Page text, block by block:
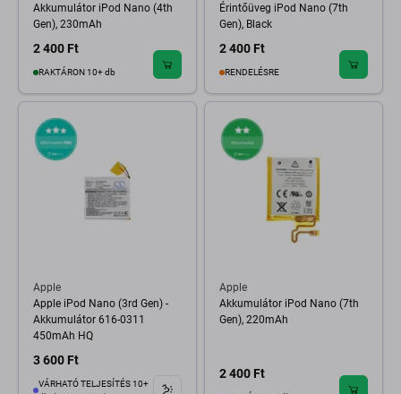
Akkumulátor iPod Nano (4th
Gen), 230mAh
2 400 Ft
RAKTÁRON 10+ db
Érintőüveg iPod Nano (7th
Gen), Black
2 400 Ft
RENDELÉSRE
Apple
Apple iPod Nano (3rd Gen) -
Akkumulátor 616-0311
450mAh HQ
3 600 Ft
VÁRHATÓ TELJESÍTÉS 10+
Apple
Akkumulátor iPod Nano (7th
Gen), 220mAh
2 400 Ft